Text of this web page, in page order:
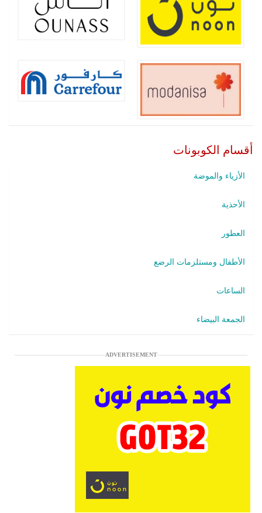
أقسام الكوبونات
الأزياء والموضة
الأحذية
العطور
الأطفال ومستلزمات الرضع
الساعات
الجمعة البيضاء
ADVERTISEMENT